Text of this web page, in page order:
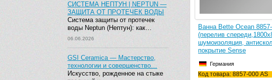
СИСТЕМА НЕПТУН | NEPTUN —
ЗАЩИТА ОТ ПРОТЕЧЕК ВОДЫ
Система защиты от протечек
воды Neptun (Нептун): как…
06.06.2026
GSI Ceramica — Мастерство,
технологии и совершенство…
Искусство, рожденное на стыке
Ванна Bette Ocean
(перелив
шумоизоляция,
покрытие Sense
Германия
Код товара: 8857-000 AS